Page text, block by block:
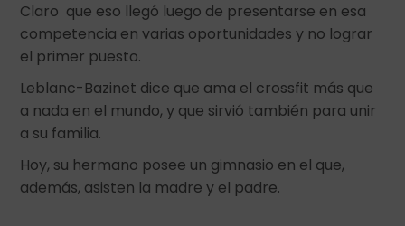
Claro que eso llegó luego de presentarse en esa
competencia en varias oportunidades y no lograr
el primer puesto.
Leblanc-Bazinet dice que ama el crossfit más que
a nada en el mundo, y que sirvió también para unir
a su familia.
Hoy, su hermano posee un gimnasio en el que,
además, asisten la madre y el padre.